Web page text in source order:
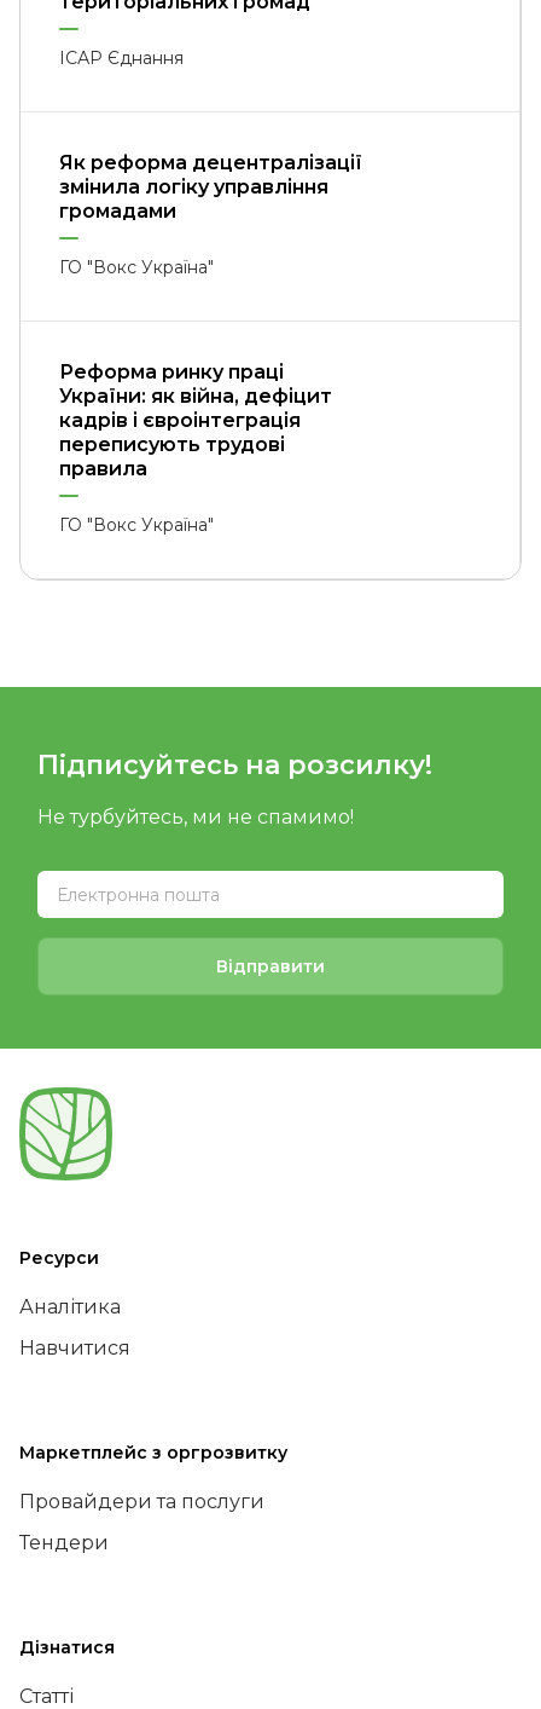
ІСАР Єднання
Як реформа децентралізації
змінила логіку управління
громадами
ГО "Вокс Україна"
Реформа ринку праці
України: як війна, дефіцит
кадрів і євроінтеграція
переписують трудові
правила
ГО "Вокс Україна"
Підписуйтесь на розсилку!
Не турбуйтесь, ми не спамимо!
Відправити
Ресурси
Аналітика
Навчитися
Маркетплейс з оргрозвитку
Провайдери та послуги
Тендери
Дізнатися
Статті